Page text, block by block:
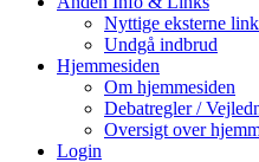
Nyttige eksterne
Undgå indbrud
Hjemmesiden
Om hjemmesiden
Debatregler /
Oversigt over
Login